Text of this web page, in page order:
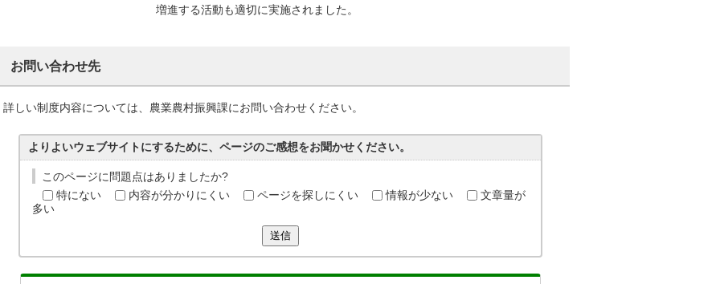
増進する活動も適切に実施されました。
お問い合わせ先
詳しい制度内容については、農業農村振興課にお問い合わせください。
よりよいウェブサイトにするために、ページのご感想をお聞かせください。
このページに問題点はありましたか?
特にない
内容が分かりにくい ページを探しにくい 情報が少ない
文章量が
多い
送信